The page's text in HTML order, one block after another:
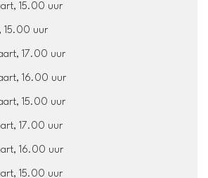
15.00 uur
15.00 uur
17.00 uur
16.00 uur
15.00 uur
17.00 uur
16.00 uur
15.00 uur